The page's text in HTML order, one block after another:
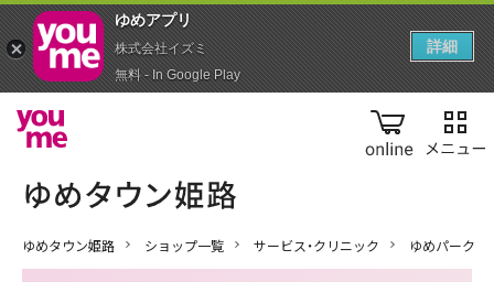
online
ゆめタウン姫路 ショップ一覧 サービス・クリニック ゆめパーク
ゆめアプ‪リ‬
株式会社イズミ
無料 - In Google Play
詳細